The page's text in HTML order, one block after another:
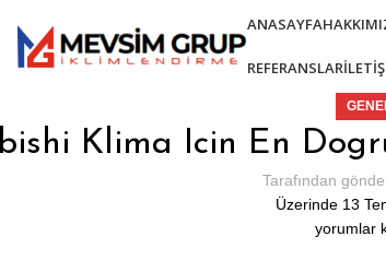
ANASAYFA
REFERANSLAR
Klima Icin En
Tarafından
Üzerinde 13
yorumlar